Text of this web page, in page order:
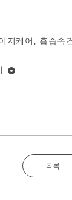
지케어, 흡습속
목록